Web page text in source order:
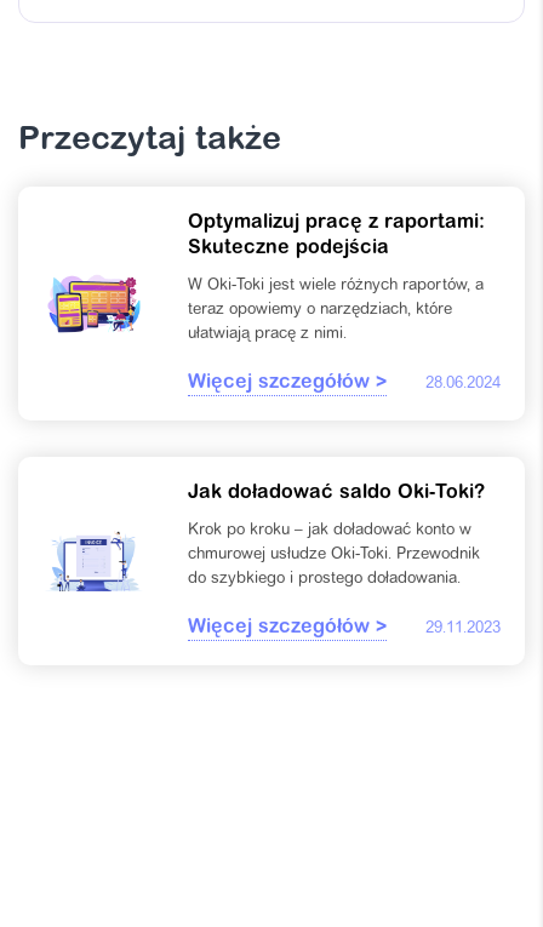
Przeczytaj także
Optymalizuj pracę z raportami:
Skuteczne podejścia
W Oki-Toki jest wiele różnych raportów, a
teraz opowiemy o narzędziach, które
ułatwiają pracę z nimi.
Więcej szczegółów > 28.06.2024
Jak doładować saldo Oki-Toki?
Krok po kroku – jak doładować konto w
chmurowej usłudze Oki-Toki. Przewodnik
do szybkiego i prostego doładowania.
Więcej szczegółów > 29.11.2023